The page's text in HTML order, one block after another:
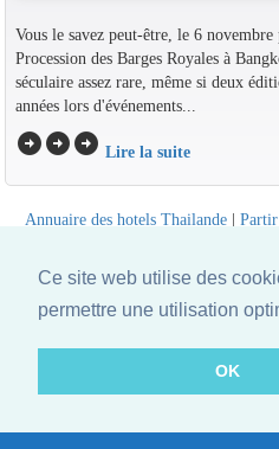
Ce site web utilise des
permettre une utilisation
OK
Vous le savez peut-être, le 6
Procession des Barges Royales à
séculaire assez rare, même si deux
années lors d'événements...
arrow_circle_rightarrow_circle_rightarrow_circle_right Lire la suite
Annuaire des hotels Thailande |
Website ©